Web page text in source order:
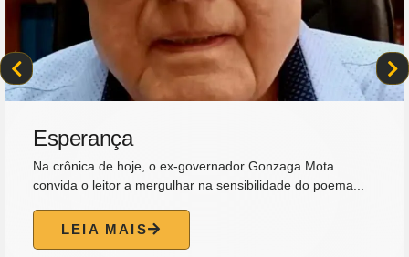
Esperança
Na crônica de hoje, o ex-governador Gonzaga Mota
convida o leitor a mergulhar na sensibilidade do poema...
LEIA MAIS